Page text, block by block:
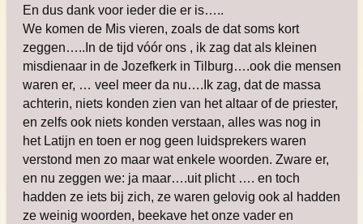
En dus dank voor ieder die er is…..
We komen de Mis vieren, zoals de dat soms kort
zeggen…..In de tijd vóór ons , ik zag dat als kleinen
misdienaar in de Jozefkerk in Tilburg….ook die mensen
waren er, … veel meer da nu….Ik zag, dat de massa
achterin, niets konden zien van het altaar of de priester,
en zelfs ook niets konden verstaan, alles was nog in
het Latijn en toen er nog geen luidsprekers waren
verstond men zo maar wat enkele woorden. Zware er,
en nu zeggen we: ja maar….uit plicht …. en toch
hadden ze iets bij zich, ze waren gelovig ook al hadden
ze weinig woorden, beekave het onze vader en